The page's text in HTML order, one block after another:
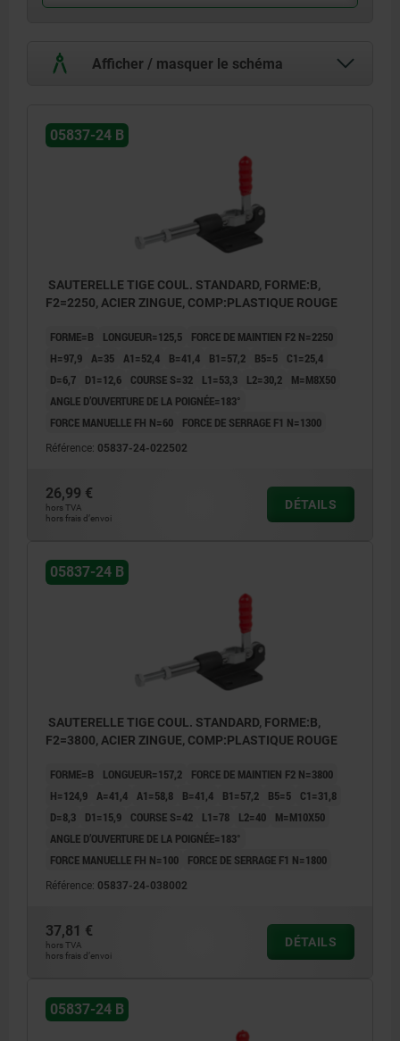
Afficher / masquer le schéma
05837-24 B
SAUTERELLE TIGE COUL. STANDARD, FORME:B,
F2=2250, ACIER ZINGUE, COMP:PLASTIQUE ROUGE
FORME=B LONGUEUR=125,5
FORCE DE MAINTIEN F2 N=2250
H=97,9 A=35 A1=52,4 B=41,4 B1=57,2 B5=5
C1=25,4
D=6,7
D1=12,6 COURSE S=32 L1=53,3 L2=30,2
M=M8X50
ANGLE D’OUVERTURE DE LA POIGNÉE=183°
FORCE MANUELLE FH N=60
FORCE DE SERRAGE F1 N=1300
Référence: 05837-24-022502
26,99 €
hors TVA
hors frais d’envoi
DÉTAILS
05837-24 B
SAUTERELLE TIGE COUL. STANDARD, FORME:B,
F2=3800, ACIER ZINGUE, COMP:PLASTIQUE ROUGE
FORME=B LONGUEUR=157,2
FORCE DE MAINTIEN F2 N=3800
H=124,9
A=41,4 A1=58,8 B=41,4 B1=57,2 B5=5
C1=31,8
D=8,3
D1=15,9 COURSE S=42 L1=78 L2=40
M=M10X50
ANGLE D’OUVERTURE DE LA POIGNÉE=183°
FORCE MANUELLE FH N=100
FORCE DE SERRAGE F1 N=1800
Référence: 05837-24-038002
37,81 €
hors TVA
hors frais d’envoi
DÉTAILS
05837-24 B